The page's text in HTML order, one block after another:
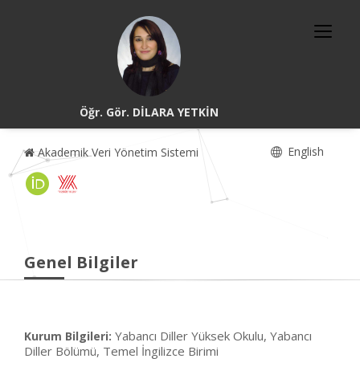
Öğr. Gör. DİLARA YETKİN
Akademik Veri Yönetim Sistemi English
Genel Bilgiler
Kurum Bilgileri: Yabancı Diller Yüksek Okulu, Yabancı
Diller Bölümü, Temel İngilizce Birimi